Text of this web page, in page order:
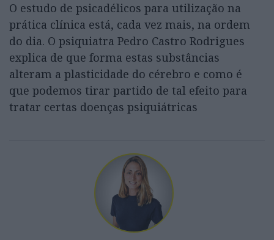
O estudo de psicadélicos para utilização na
prática clínica está, cada vez mais, na ordem
do dia. O psiquiatra Pedro Castro Rodrigues
explica de que forma estas substâncias
alteram a plasticidade do cérebro e como é
que podemos tirar partido de tal efeito para
tratar certas doenças psiquiátricas